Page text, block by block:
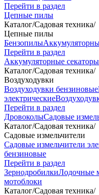
Перейти в раздел
Цепные пилы
Каталог/Садовая техника/
Цепные пилы
Бензопилы
Перейти в раздел
Аккумуляторные секаторы
Каталог/Садовая техника/
Воздуходувки
Воздуходувки бензиновые
электрические
Перейти в раздел
ДровоколыСадовые
Каталог/Садовая техника/
Садовые измельчители
Садовые измельчители
бензиновые
Перейти в раздел
ЗернодробилкиЛодочные
мотоблоки
Каталог/Садовая техника/